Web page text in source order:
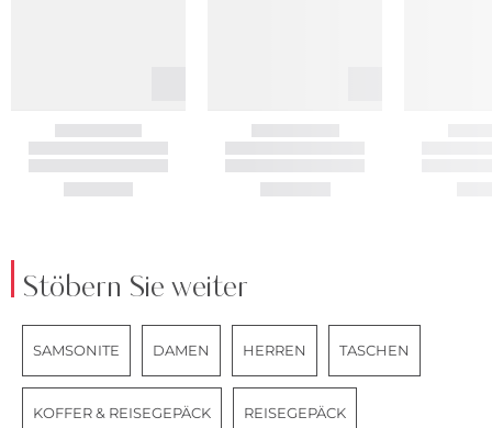
Stöbern Sie weiter
SAMSONITE DAMEN HERREN TASCHEN
KOFFER & REISEGEPÄCK REISEGEPÄCK